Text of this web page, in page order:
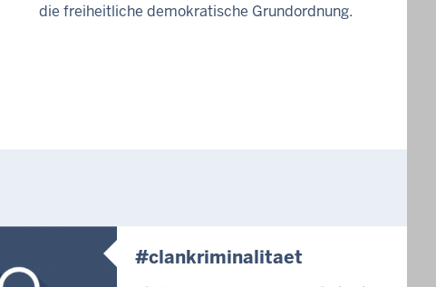
die freiheitliche demokratische Grundordnung.
#clankriminalitaet